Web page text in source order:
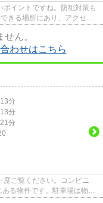
イントですね。防犯対策も
きる場所にあり、アクセス
ん。
わせはこちら
分
分
分
度ご覧ください。コンビニ
ある物件です。駐車場は物件